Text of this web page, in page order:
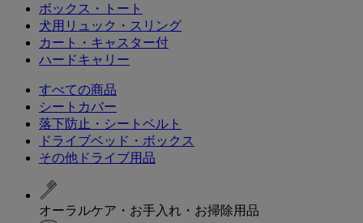
ボックス・トート
犬用リュック・スリング
カート・キャスター付
ハードキャリー
すべての商品
シートカバー
落下防止・シートベルト
ドライブベッド・ボックス
その他ドライブ用品
オーラルケア・お手入れ・お掃除用品